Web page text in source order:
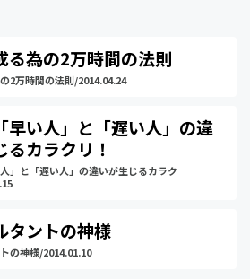
る為の2万時間の法則
2万時間の法則/2014.04.24
早い人」と「遅い人」の違
るカラクリ！
」と「遅い人」の違いが生じるカラク
タントの神様
の神様/2014.01.10